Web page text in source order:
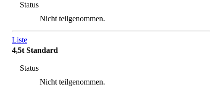
Status
Nicht teilgenommen.
Liste
4,5t Standard
Status
Nicht teilgenommen.